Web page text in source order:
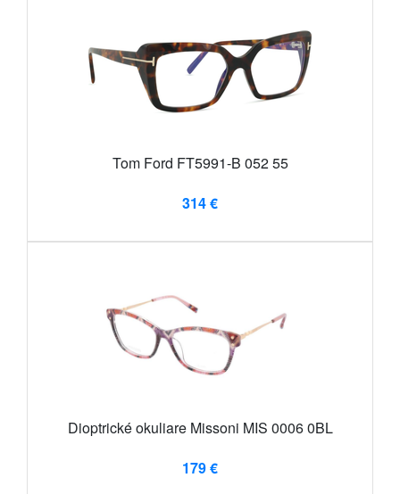
Tom Ford FT5991-B 052 55
314 €
Dioptrické okuliare Missoni MIS 0006 0BL
179 €